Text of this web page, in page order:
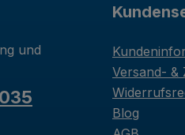
und
Versand- &
Blog